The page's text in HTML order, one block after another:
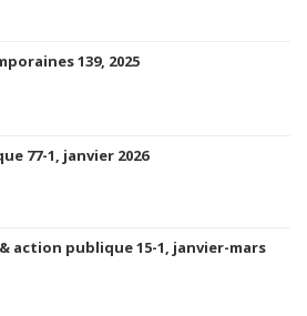
139, 2025
77-1, janvier 2026
action publique 15-1, janvier-mars